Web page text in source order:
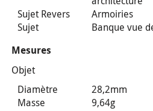
Sujet Revers
Armoiries
Sujet
Banque vue
Mesures
Objet
Diamètre
28,2mm
Masse
9,64g